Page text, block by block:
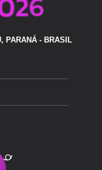
PARANÁ - BRASIL